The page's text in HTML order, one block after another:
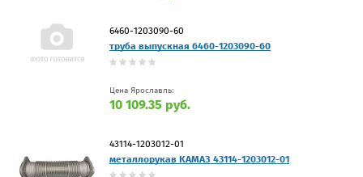
6460-1203090-60
труба выпускная 6460-1203090-60
Цена Ярославль:
10 109.35 руб.
43114-1203012-01
металлорукав КАМАЗ 43114-1203012-01